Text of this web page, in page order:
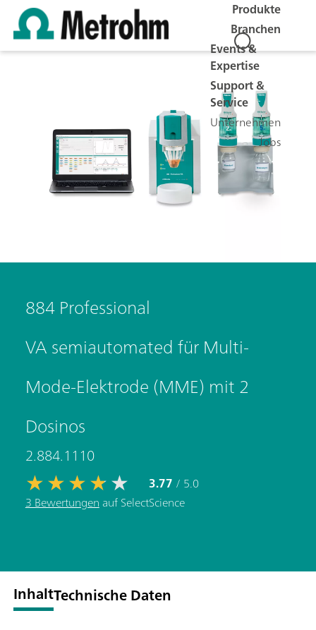
Produkte
Branchen
Events &
Expertise
Support &
Service
Unternehmen
Jobs
884 Professional
VA semiautomated für Multi-
Mode-Elektrode (MME) mit 2
Dosinos
2.884.1110
3.77 / 5.0
3 Bewertungenauf SelectScience
InhaltTechnische Daten